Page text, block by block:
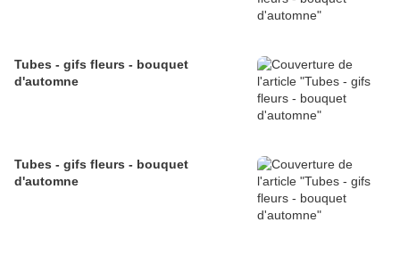
Tubes - gifs fleurs - bouquet
d'automne
Tubes - gifs fleurs - bouquet
d'automne